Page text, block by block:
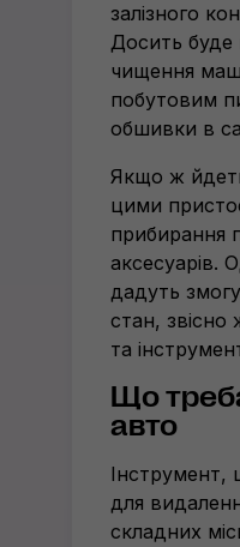
залізного
Досить буде
чищення
побутовим
обшивки в
Якщо ж
цими
прибирання
аксесуарів.
дадуть
стан,
та
Що
авто
Інструмент,
для
складних